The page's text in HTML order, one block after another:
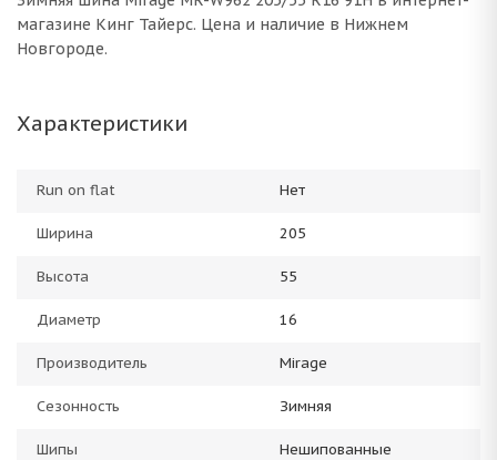
магазине Кинг Тайерс. Цена и наличие в Нижнем
Новгороде.
Характеристики
Run on flat Нет
Ширина 205
Высота 55
Диаметр 16
Производитель Mirage
Сезонность Зимняя
Шипы Нешипованные